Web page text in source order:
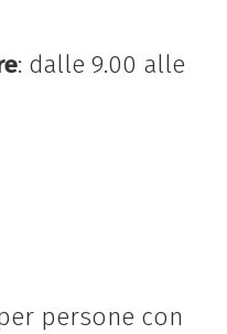
: dalle 9.00 alle
persone con